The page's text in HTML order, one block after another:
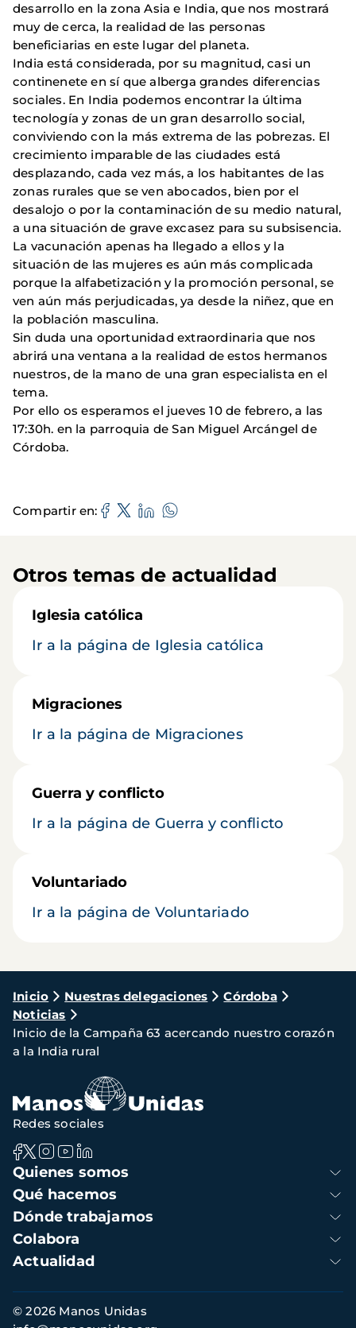
desarrollo en la zona Asia e India, que nos mostrará
muy de cerca, la realidad de las personas
beneficiarias en este lugar del planeta.
India está considerada, por su magnitud, casi un
continenete en sí que alberga grandes diferencias
sociales. En India podemos encontrar la última
tecnología y zonas de un gran desarrollo social,
conviviendo con la más extrema de las pobrezas. El
crecimiento imparable de las ciudades está
desplazando, cada vez más, a los habitantes de las
zonas rurales que se ven abocados, bien por el
desalojo o por la contaminación de su medio natural,
a una situación de grave excasez para su subsisencia.
La vacunación apenas ha llegado a ellos y la
situación de las mujeres es aún más complicada
porque la alfabetización y la promoción personal, se
ven aún más perjudicadas, ya desde la niñez, que en
la población masculina.
Sin duda una oportunidad extraordinaria que nos
abrirá una ventana a la realidad de estos hermanos
nuestros, de la mano de una gran especialista en el
tema.
Por ello os esperamos el jueves 10 de febrero, a las
17:30h. en la parroquia de San Miguel Arcángel de
Córdoba.
Compartir en
Otros temas de actualidad
Iglesia católica
Ir a la página de Iglesia católica
Migraciones
Ir a la página de Migraciones
Guerra y conflicto
Ir a la página de Guerra y conflicto
Voluntariado
Ir a la página de Voluntariado
Ruta
de
navegación
Inicio Nuestras delegaciones
Córdoba
Noticias
Inicio de la Campaña 63 acercando nuestro corazón
a la India rural
Navegación
principal
Quienes somos
Qué hacemos
Dónde trabajamos
Colabora
Actualidad
Redes sociales
Información
de
© 2026 Manos Unidas